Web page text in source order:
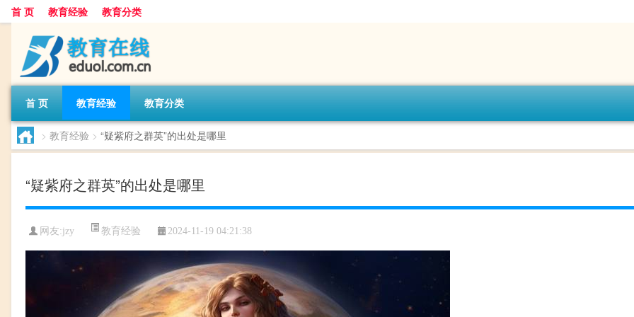
首 页 教育经验 教育分类
首 页 教育经验 教育分类
> 教育经验 > “疑紫府之群英”的出处是哪里
“疑紫府之群英”的出处是哪里
网友:jzy 教育经验 2024-11-19 04:21:38